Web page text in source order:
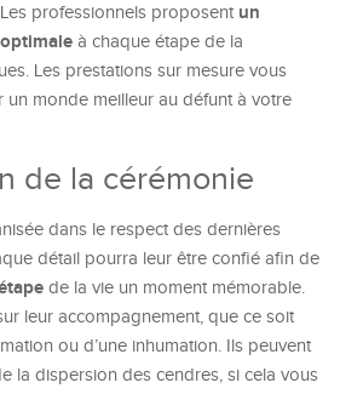
professionnels proposent un
à chaque étape de la
Les prestations sur mesure vous
un monde meilleur au défunt à votre
de la cérémonie
dans le respect des dernières
détail pourra leur être confié afin de
de la vie un moment mémorable.
leur accompagnement, que ce soit
ou d’une inhumation. Ils peuvent
la dispersion des cendres, si cela vous